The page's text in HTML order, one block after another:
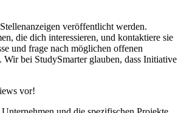
veröffentlicht werden.
die dich interessieren, und kontaktiere sie
und frage nach möglichen offenen
Wir bei StudySmarter glauben, dass Initiative
vor!